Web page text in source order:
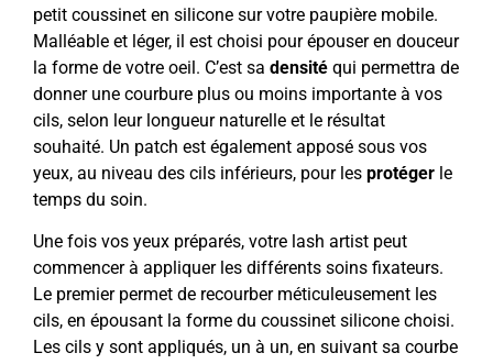
petit coussinet en silicone sur votre paupière mobile.
Malléable et léger, il est choisi pour épouser en douceur
la forme de votre oeil. C’est sa densité qui permettra de
donner une courbure plus ou moins importante à vos
cils, selon leur longueur naturelle et le résultat
souhaité. Un patch est également apposé sous vos
yeux, au niveau des cils inférieurs, pour les protéger le
temps du soin.
Une fois vos yeux préparés, votre lash artist peut
commencer à appliquer les différents soins fixateurs.
Le premier permet de recourber méticuleusement les
cils, en épousant la forme du coussinet silicone choisi.
Les cils y sont appliqués, un à un, en suivant sa courbe